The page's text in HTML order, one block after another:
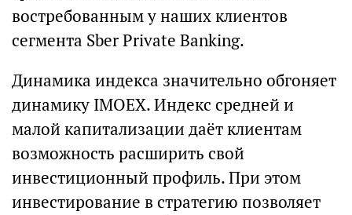
востребованным у наших клиентов
сегмента Sber Private Banking.
Динамика индекса значительно обгоняет
динамику IMOEX. Индекс средней и
малой капитализации даёт клиентам
возможность расширить свой
инвестиционный профиль. При этом
инвестирование в стратегию позволяет